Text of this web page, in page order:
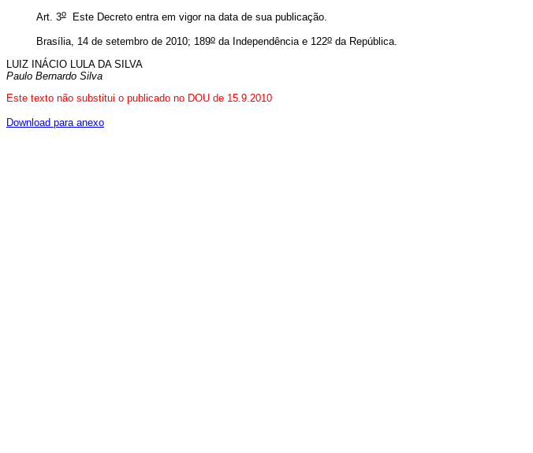
Art. 3oEste Decreto entra em vigor na data de sua publicação.
Brasília, 14 de setembro de 2010; 189oda Independência e 122oda República.
LUIZ INÁCIO LULA DA SILVA
Paulo Bernardo Silva
Este texto não substitui o publicado no DOU de 15.9.2010
Download para anexo